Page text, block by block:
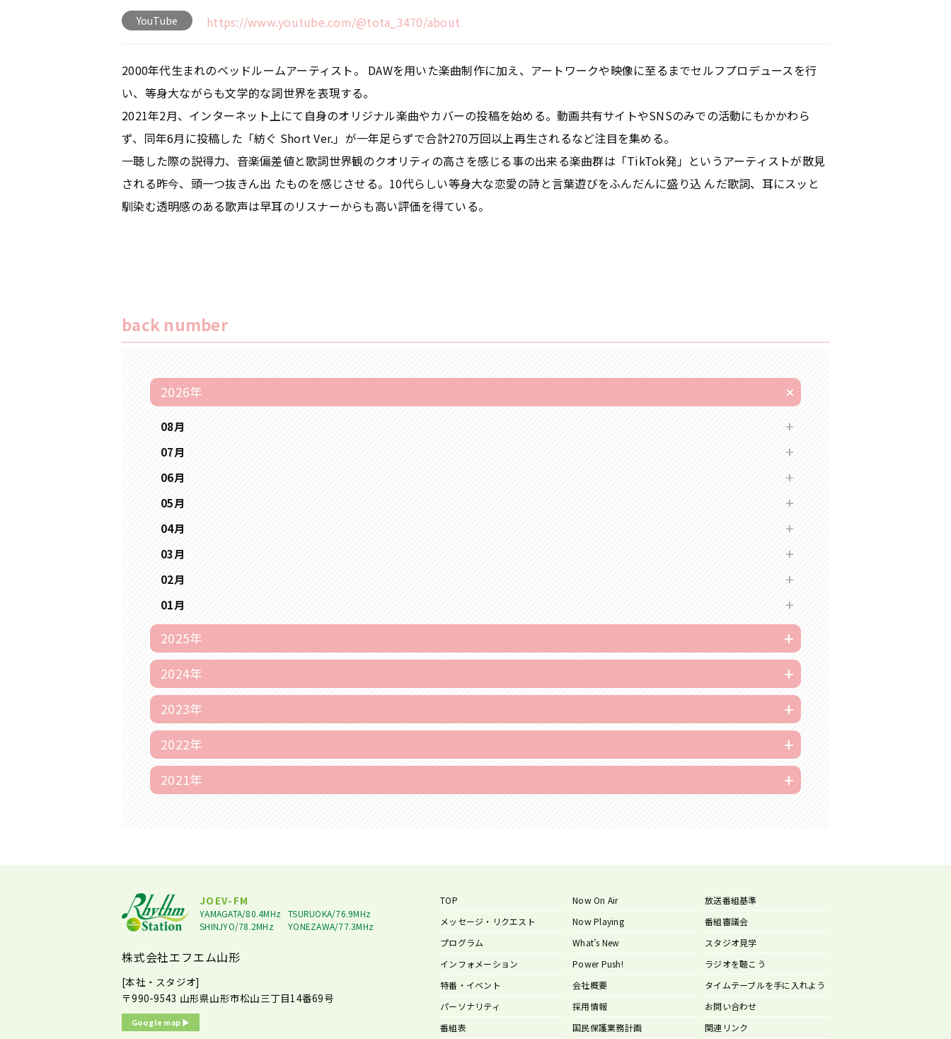
YouTube https://www.youtube.com/@tota_3470/about
2000年代⽣まれのベッドルームアーティスト。 DAWを⽤いた楽曲制作に加え、アートワークや映像に⾄るまでセルフプロデュースを⾏
い、等⾝⼤ながらも⽂学的な詞世界を表現する。
2021年2⽉、インターネット上にて⾃⾝のオリジナル楽曲やカバーの投稿を始める。動画共有サイトやSNSのみでの活動にもかかわら
ず、同年6⽉に投稿した「紡ぐ Short Ver.」が⼀年⾜らずで合計270万回以上再⽣されるなど注⽬を集める。
⼀聴した際の説得⼒、⾳楽偏差値と歌詞世界観のクオリティの⾼さを感じる事の出来る楽曲群は「TikTok発」というアーティストが散⾒
される昨今、頭⼀つ抜きん出 たものを感じさせる。10代らしい等⾝⼤な恋愛の詩と⾔葉遊びをふんだんに盛り込 んだ歌詞、⽿にスッと
馴染む透明感のある歌声は早⽿のリスナーからも⾼い評価を得ている。
back number
2026年
08月
07月
06月
05月
04月
03月
02月
01月
2025年
2024年
2023年
2022年
2021年
JOEV-FM
YAMAGATA/80.4MHz
TSURUOKA/76.9MHz
SHINJYO/78.2MHz
YONEZAWA/77.3MHz
株式会社エフエム山形
[本社・スタジオ]
〒990-9543 山形県山形市松山三丁目14番69号
Google map ▶︎
TOP
メッセージ・リクエスト
プログラム
インフォメーション
特番・イベント
パーソナリティ
番組表
Now On Air
Now Playing
What’s New
Power Push!
会社概要
採用情報
国民保護業務計画
放送番組基準
番組審議会
スタジオ見学
ラジオを聴こう
タイムテーブルを手に入れよう
お問い合わせ
関連リンク